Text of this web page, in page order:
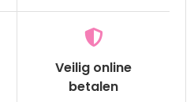
Veilig online
betalen